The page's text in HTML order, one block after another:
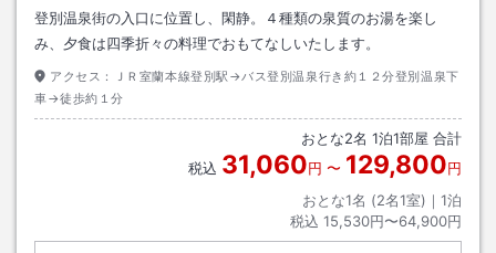
登別温泉街の入口に位置し、閑静。４種類の泉質のお湯を楽し
み、夕食は四季折々の料理でおもてなしいたします。
アクセス：
ＪＲ室蘭本線登別駅→バス登別温泉行き約１２分登別温泉下
車→徒歩約１分
おとな2名 1泊1部屋 合計
税込 31,060円 〜 129,800円
おとな1名 (2名1室)｜ 1泊
税込 15,530円〜64,900円